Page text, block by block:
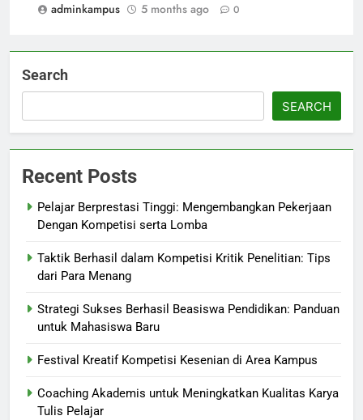
adminkampus
5 months ago 0
Search
SEARCH
Recent Posts
Pelajar Berprestasi Tinggi: Mengembangkan Pekerjaan
Dengan Kompetisi serta Lomba
Taktik Berhasil dalam Kompetisi Kritik Penelitian: Tips
dari Para Menang
Strategi Sukses Berhasil Beasiswa Pendidikan: Panduan
untuk Mahasiswa Baru
Festival Kreatif Kompetisi Kesenian di Area Kampus
Coaching Akademis untuk Meningkatkan Kualitas Karya
Tulis Pelajar